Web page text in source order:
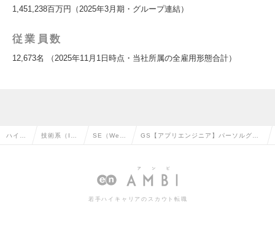
1,451,238百万円（2025年3月期・グループ連結）
従業員数
12,673名 （2025年11月1日時点・当社所属の全雇用形態合計）
ハイク 技術系（I SE（We
ン系）の転
GS【アプリエンジニア】パーソルグル
出／リーダー～Mgr候補の求人情報
若手ハイキャリアのスカウト転職